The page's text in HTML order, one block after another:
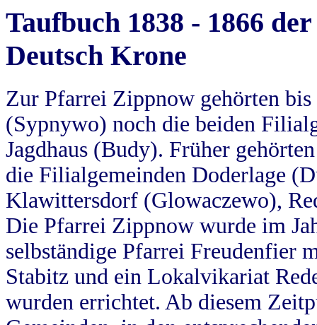
Taufbuch 1838 - 1866
Deutsch Krone
Zur Pfarrei Zippnow gehörten
(Sypnywo) noch die beiden
Jagdhaus (Budy). Früher
die Filialgemeinden Doderlage
Klawittersdorf (Glowaczewo),
Die Pfarrei Zippnow wurde im
selbständige Pfarrei Freudenfier
Stabitz und ein Lokalvikariat
wurden errichtet. Ab diesem